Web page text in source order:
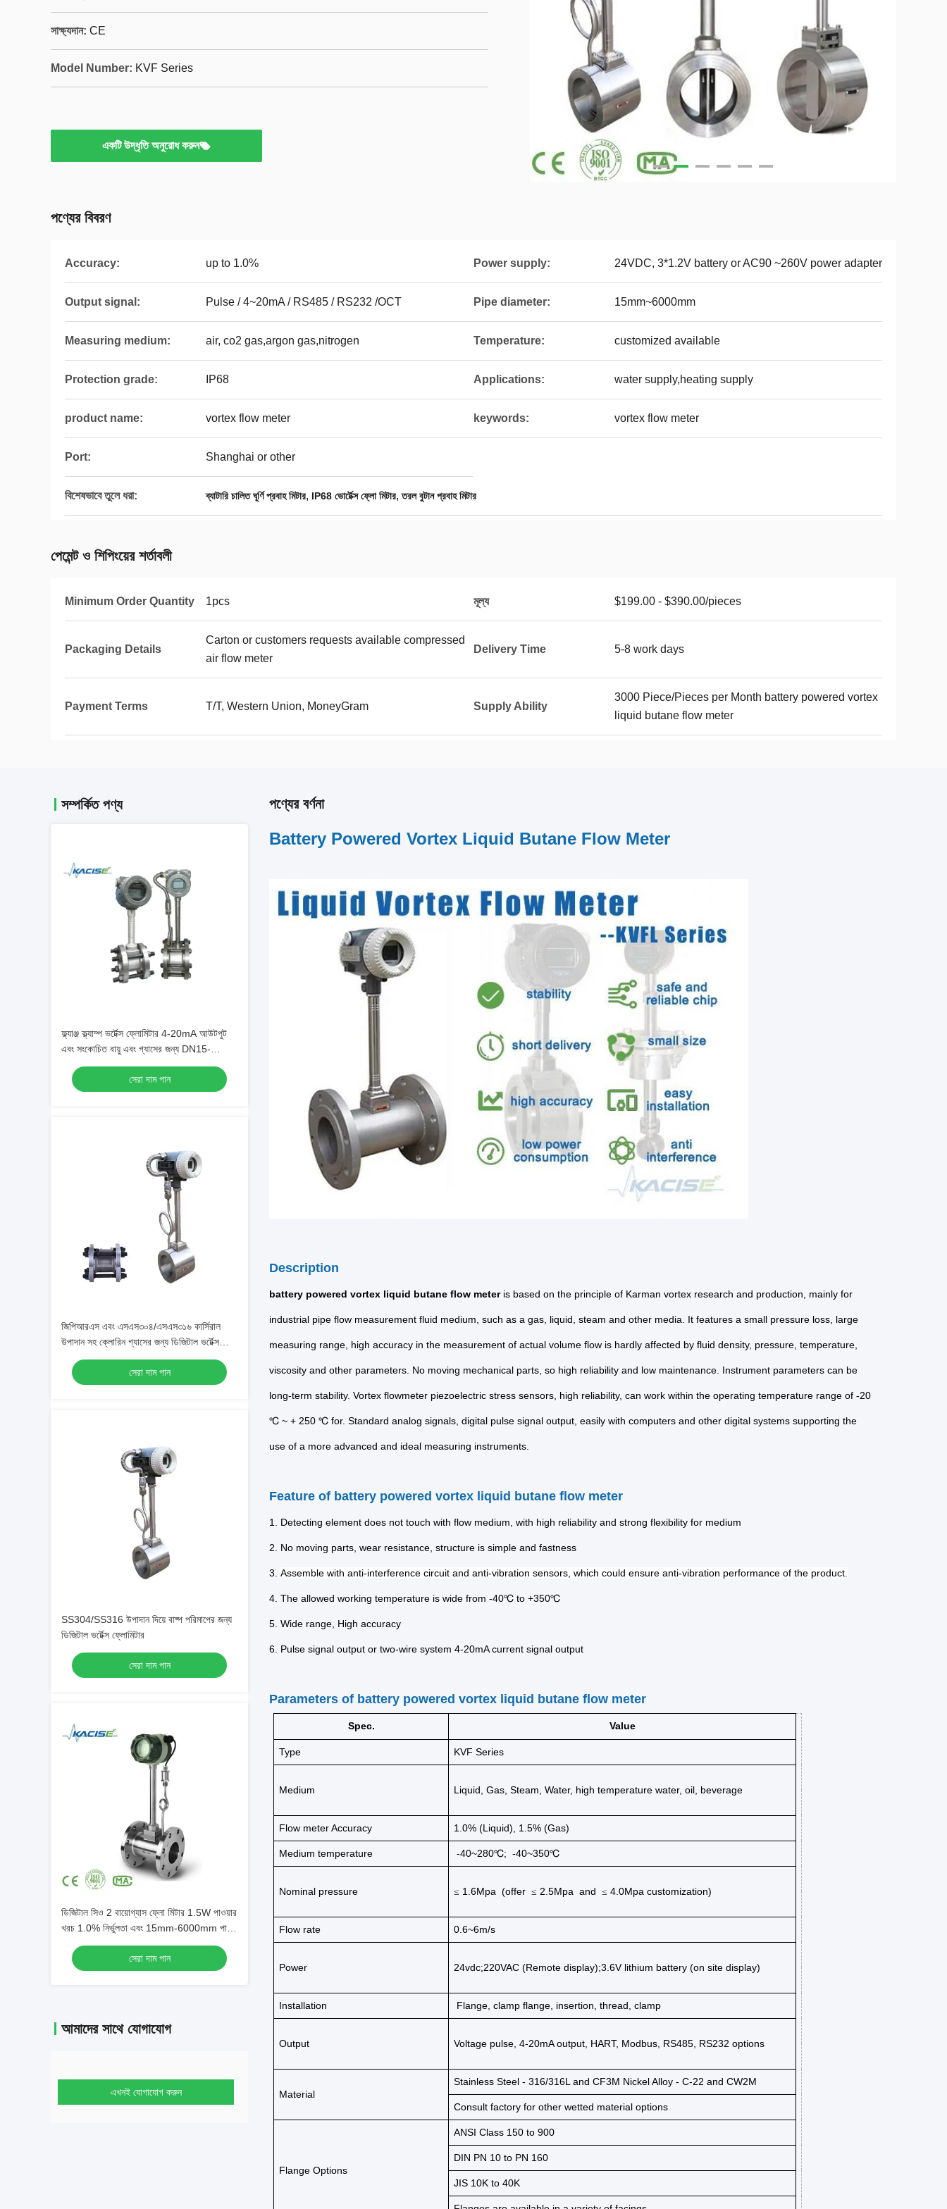
সাক্ষ্যদান: CE
Model Number: KVF Series
একটি উদ্ধৃতি অনুরোধ করুন
পণ্যের বিবরণ
Accuracy: up to 1.0% Power supply: 24VDC, 3*1.2V battery or AC90 ~260V power adapter
Output signal: Pulse / 4~20mA / RS485 / RS232 /OCT Pipe diameter: 15mm~6000mm
Measuring medium: air, co2 gas,argon gas,nitrogen Temperature: customized available
Protection grade: IP68 Applications: water supply,heating supply
product name: vortex flow meter keywords: vortex flow meter
Port: Shanghai or other
বিশেষভাবে তুলে ধরা: ব্যাটারি চালিত ঘূর্ণি প্রবাহ মিটার, IP68 ভোর্টেক্স ফ্লো মিটার,তরল বুটান প্রবাহ মিটার
পেমেন্ট ও শিপিংয়ের শর্তাবলী
Minimum Order Quantity 1pcs মূল্য $199.00 - $390.00/pieces
Packaging Details
Carton or customers requests available compressed
air flow meter
Delivery Time 5-8 work days
Payment Terms T/T, Western Union, MoneyGram Supply Ability
3000 Piece/Pieces per Month battery powered vortex
liquid butane flow meter
সম্পর্কিত পণ্য
ফ্ল্যাঞ্জ ক্ল্যাম্প ভর্টেক্স ফ্লোমিটার 4-20mA আউটপুট
এবং সংকোচিত বায়ু এবং গ্যাসের জন্য DN15-
DN1800 ব্যাসার্ধ সহ
সেরা দাম পান
জিপিআরএস এবং এসএস৩০৪/এসএস৩১৬ কার্সিরাল
উপাদান সহ ক্লোরিন গ্যাসের জন্য ডিজিটাল ভর্টেক্স
ফ্লোমিটার
সেরা দাম পান
SS304/SS316 উপাদান দিয়ে বাষ্প পরিমাপের জন্য
ডিজিটাল ভর্টেক্স ফ্লোমিটার
সেরা দাম পান
ডিজিটাল সিও 2 বায়োগ্যাস ফ্লো মিটার 1.5W পাওয়ার
খরচ 1.0% নির্ভুলতা এবং 15mm-6000mm পাইপ
আকার অতিস্বনক ফ্লো মিটার
সেরা দাম পান
আমাদের সাথে যোগাযোগ
এখনই যোগাযোগ করুন
পণ্যের বর্ণনা
Battery Powered Vortex Liquid Butane Flow Meter
Description
battery powered vortex liquid butane flow meteris based on the principle of Karman vortex research and production, mainly for
industrial pipe flow measurement fluid medium, such as a gas, liquid, steam and other media. It features a small pressure loss, large
measuring range, high accuracy in the measurement of actual volume flow is hardly affected by fluid density, pressure, temperature,
viscosity and other parameters. No moving mechanical parts, so high reliability and low maintenance. Instrument parameters can be
long-term stability. Vortex flowmeter piezoelectric stress sensors, high reliability, can work within the operating temperature range of -20
℃ ~ + 250 ℃ for. Standard analog signals, digital pulse signal output, easily with computers and other digital systems supporting the
use of a more advanced and ideal measuring instruments.
Feature of battery powered vortex liquid butane flow meter
1. Detecting element does not touch with flow medium, with high reliability and strong flexibility for medium
2. No moving parts, wear resistance, structure is simple and fastness
3. Assemble with anti-interference circuit and anti-vibration sensors, which could ensure anti-vibration performance of the product.
4. The allowed working temperature is wide from -40℃ to +350℃
5. Wide range, High accuracy
6. Pulse signal output or two-wire system 4-20mA current signal output
Parameters of battery powered vortex liquid butane flow meter
Spec. Value
Type KVF Series
Medium Liquid, Gas, Steam, Water, high temperature water, oil, beverage
Flow meter Accuracy 1.0% (Liquid), 1.5% (Gas)
Medium temperature -40~280℃; -40~350℃
Nominal pressure ≤ 1.6Mpa (offer≤2.5Mpa and≤4.0Mpa customization)
Flow rate 0.6~6m/s
Power 24vdc;220VAC (Remote display);3.6V lithium battery (on site display)
Installation Flange, clamp flange, insertion, thread, clamp
Output Voltage pulse, 4-20mA output, HART, Modbus, RS485, RS232 options
Material
Stainless Steel - 316/316L and CF3M Nickel Alloy - C-22 and CW2M
Consult factory for other wetted material options
Flange Options
ANSI Class 150 to 900
DIN PN 10 to PN 160
JIS 10K to 40K